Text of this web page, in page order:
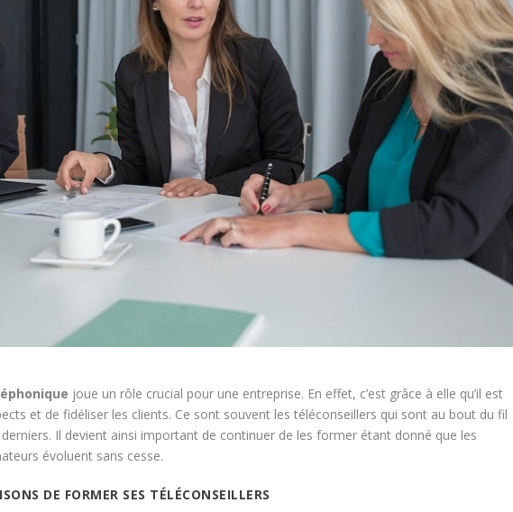
joue un rôle crucial pour une entreprise. En effet, c’est grâce à elle qu’il est
et de fidéliser les clients. Ce sont souvent les téléconseillers qui sont au bout du fil
Il devient ainsi important de continuer de les former étant donné que les
évoluent sans cesse.
DE FORMER SES TÉLÉCONSEILLERS